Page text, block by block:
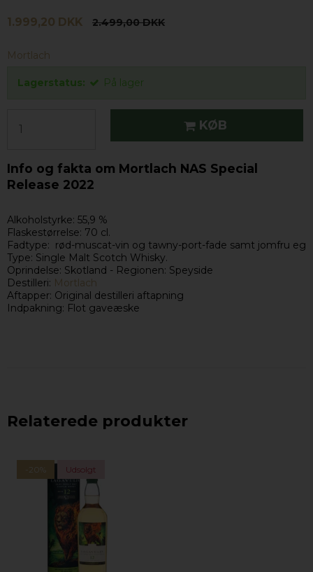
1.999,20 DKK 2.499,00 DKK
Mortlach
Lagerstatus: På lager
KØB
Info og fakta om Mortlach NAS Special
Release 2022
Alkoholstyrke: 55,9 %
Flaskestørrelse: 70 cl.
Fadtype: rød-muscat-vin og tawny-port-fade samt jomfru eg
Type: Single Malt Scotch Whisky.
Oprindelse: Skotland - Regionen: Speyside
Destilleri: Mortlach
Aftapper: Original destilleri aftapning
Indpakning: Flot gaveæske
Relaterede produkter
-20% Udsolgt